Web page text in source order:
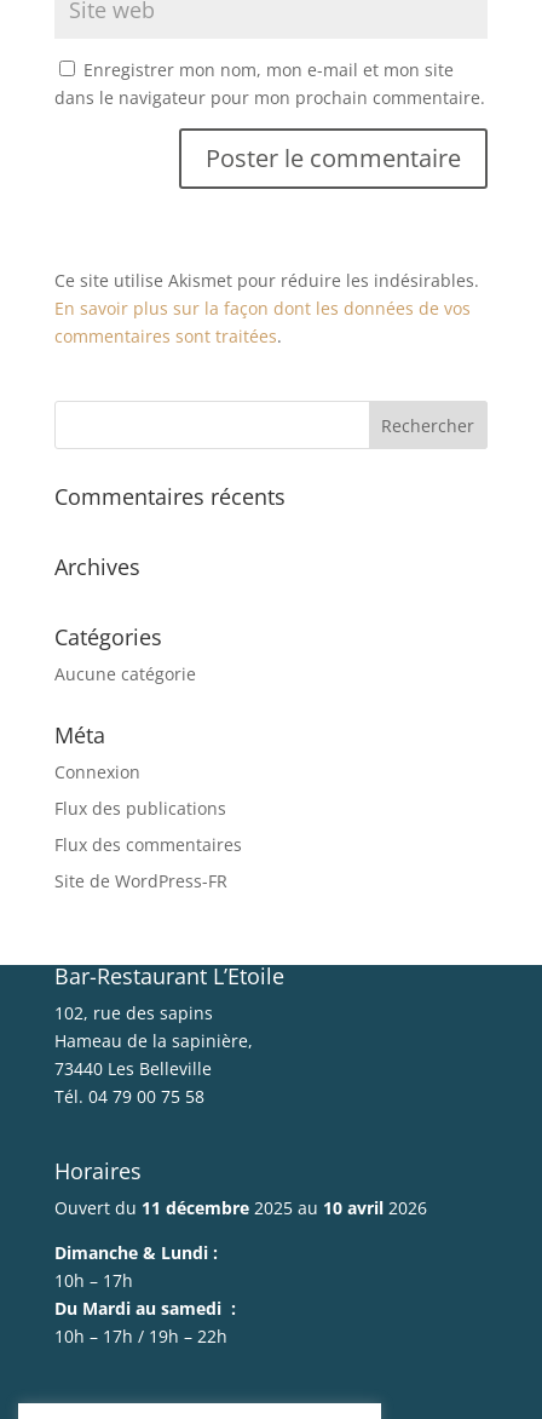
Enregistrer mon nom, mon e-mail et mon site
dans le navigateur pour mon prochain commentaire.
Ce site utilise Akismet pour réduire les indésirables.
En savoir plus sur la façon dont les données de vos
commentaires sont traitées.
Commentaires récents
Archives
Catégories
Aucune catégorie
Méta
Connexion
Flux des publications
Flux des commentaires
Site de WordPress-FR
Bar-Restaurant L’Etoile
102, rue des sapins
Hameau de la sapinière,
73440 Les Belleville
Tél. 04 79 00 75 58
Horaires
Ouvert du 11 décembre2025 au 10 avril2026
Dimanche & Lundi :
10h – 17h
Du Mardi au samedi :
10h – 17h / 19h – 22h